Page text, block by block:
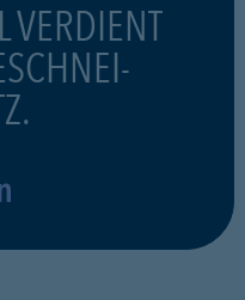
VERDIENT